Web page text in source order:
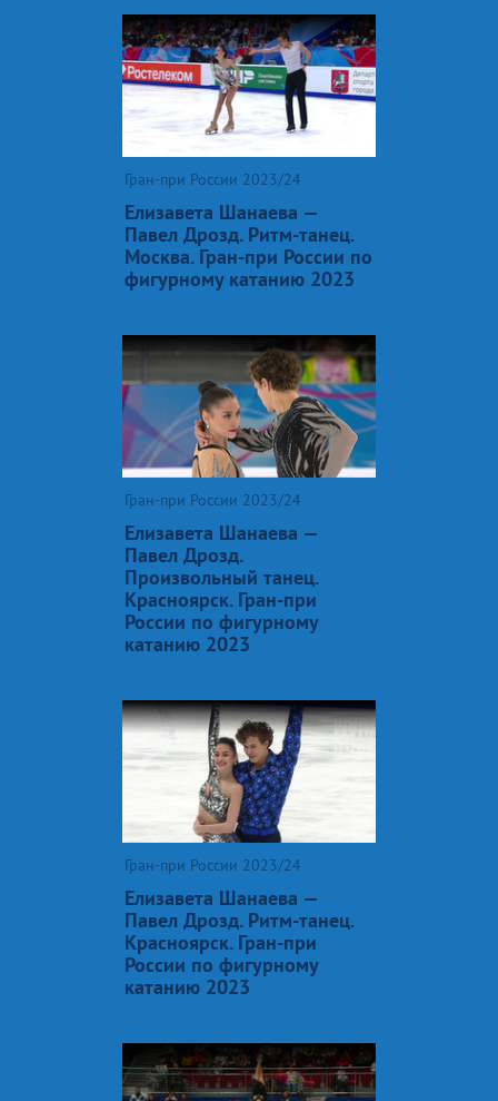
Гран-при России 2023/24
Елизавета Шанаева —
Павел Дрозд. Ритм-танец.
Москва. Гран-при России по
фигурному катанию 2023
Гран-при России 2023/24
Елизавета Шанаева —
Павел Дрозд.
Произвольный танец.
Красноярск. Гран-при
России по фигурному
катанию 2023
Гран-при России 2023/24
Елизавета Шанаева —
Павел Дрозд. Ритм-танец.
Красноярск. Гран-при
России по фигурному
катанию 2023